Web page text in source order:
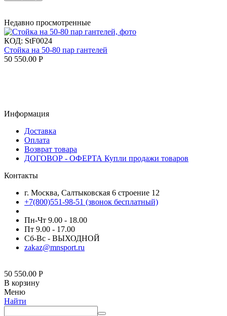
Недавно просмотренные
КОД: StF0024
Стойка на 50-80 пар гантелей
50 550.00 Р
Информация
Доставка
Оплата
Возврат товара
ДОГОВОР - ОФЕРТА Купли продажи товаров
Контакты
г. Москва, Салтыковская 6 строение 12
+7(800)551-98-51 (звонок бесплатный)
Пн-Чт 9.00 - 18.00
Пт 9.00 - 17.00
Сб-Вс - ВЫХОДНОЙ
zakaz@mnsport.ru
50 550.00 Р
В корзину
Меню
Найти